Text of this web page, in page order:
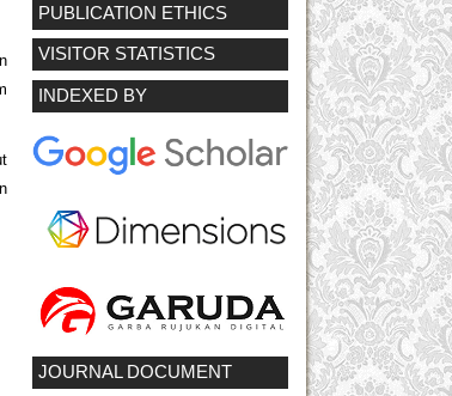
PUBLICATION ETHICS
VISITOR STATISTICS
INDEXED BY
JOURNAL DOCUMENT